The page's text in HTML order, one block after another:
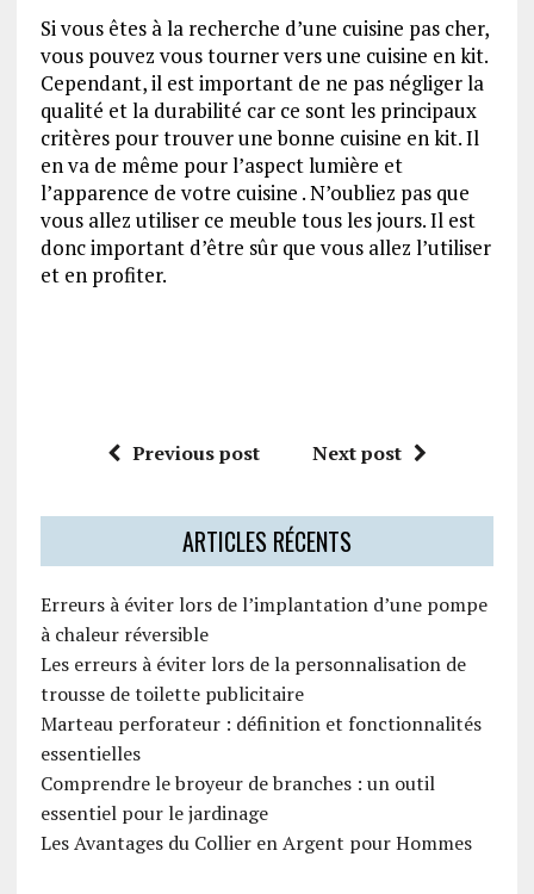
Si vous êtes à la recherche d’une cuisine pas cher,
vous pouvez vous tourner vers une cuisine en kit.
Cependant, il est important de ne pas négliger la
qualité et la durabilité car ce sont les principaux
critères pour trouver une bonne cuisine en kit. Il
en va de même pour l’aspect lumière et
l’apparence de votre cuisine . N’oubliez pas que
vous allez utiliser ce meuble tous les jours. Il est
donc important d’être sûr que vous allez l’utiliser
et en profiter.
Previous post Next post
ARTICLES RÉCENTS
Erreurs à éviter lors de l’implantation d’une pompe
à chaleur réversible
Les erreurs à éviter lors de la personnalisation de
trousse de toilette publicitaire
Marteau perforateur : définition et fonctionnalités
essentielles
Comprendre le broyeur de branches : un outil
essentiel pour le jardinage
Les Avantages du Collier en Argent pour Hommes